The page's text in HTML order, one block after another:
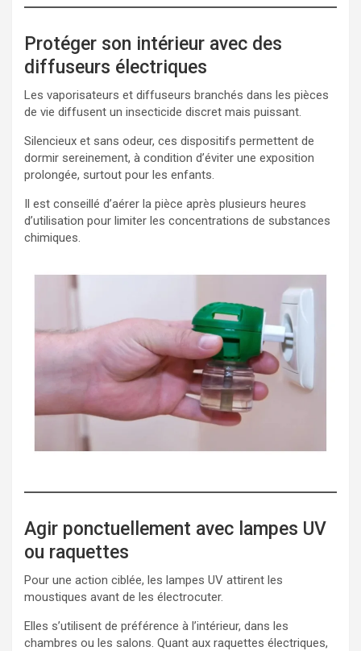
Protéger son intérieur avec des
diffuseurs électriques
Les vaporisateurs et diffuseurs branchés dans les pièces
de vie diffusent un insecticide discret mais puissant.
Silencieux et sans odeur, ces dispositifs permettent de
dormir sereinement, à condition d’éviter une exposition
prolongée, surtout pour les enfants.
Il est conseillé d’aérer la pièce après plusieurs heures
d’utilisation pour limiter les concentrations de substances
chimiques.
Agir ponctuellement avec lampes UV
ou raquettes
Pour une action ciblée, les lampes UV attirent les
moustiques avant de les électrocuter.
Elles s’utilisent de préférence à l’intérieur, dans les
chambres ou les salons. Quant aux raquettes électriques,